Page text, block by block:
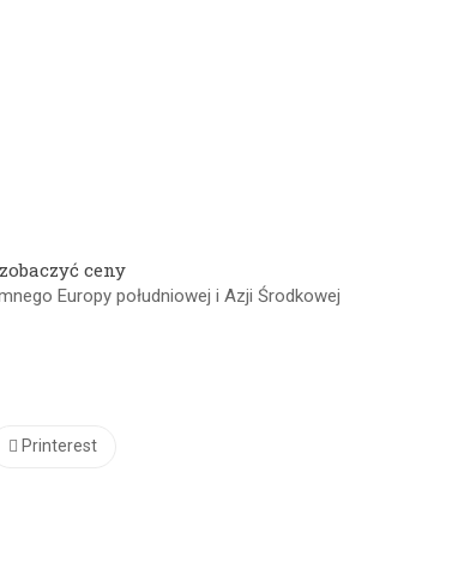
ceny
Europy południowej i Azji Środkowej
Printerest